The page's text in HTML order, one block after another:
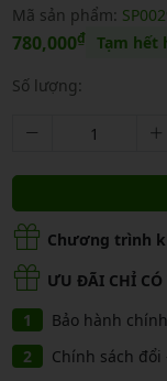
Mã sản phẩm:
780,000₫ Tạm hết
Số lượng:
Chương trình
ƯU ĐÃI CHỈ CÓ
Bảo hành
Chính sách